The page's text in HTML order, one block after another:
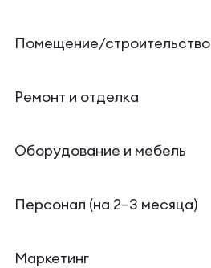
Помещение/строительство
Ремонт и отделка
Оборудование и мебель
Персонал (на 2–3 месяца)
Маркетинг